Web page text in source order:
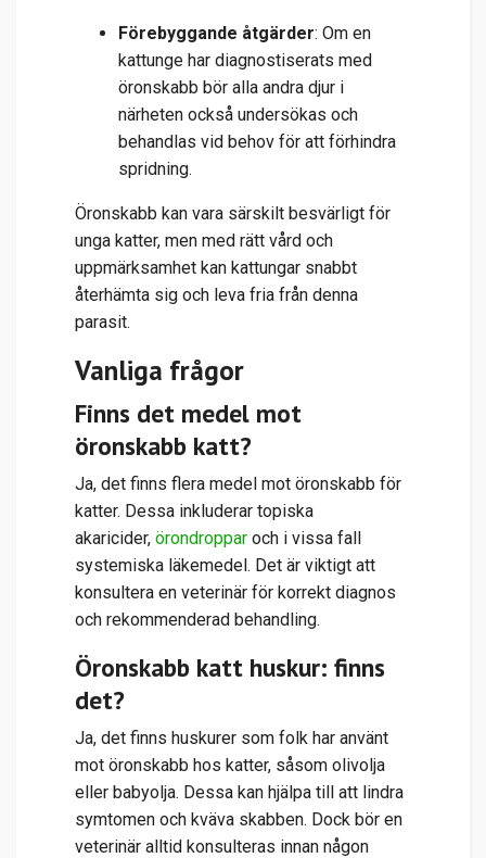
Förebyggande åtgärder: Om en
kattunge har diagnostiserats med
öronskabb bör alla andra djur i
närheten också undersökas och
behandlas vid behov för att förhindra
spridning.
Öronskabb kan vara särskilt besvärligt för
unga katter, men med rätt vård och
uppmärksamhet kan kattungar snabbt
återhämta sig och leva fria från denna
parasit.
Vanliga frågor
Finns det medel mot
öronskabb katt?
Ja, det finns flera medel mot öronskabb för
katter. Dessa inkluderar topiska
akaricider, örondroppar och i vissa fall
systemiska läkemedel. Det är viktigt att
konsultera en veterinär för korrekt diagnos
och rekommenderad behandling.
Öronskabb katt huskur: finns
det?
Ja, det finns huskurer som folk har använt
mot öronskabb hos katter, såsom olivolja
eller babyolja. Dessa kan hjälpa till att lindra
symtomen och kväva skabben. Dock bör en
veterinär alltid konsulteras innan någon